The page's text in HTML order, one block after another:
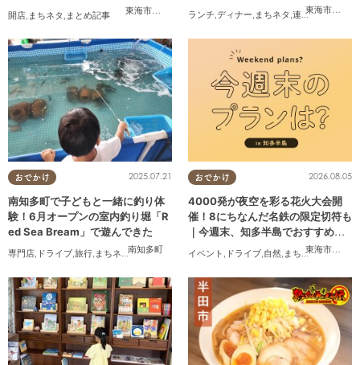
東海市
,大府市 知多市, 美浜町,南知多町
開店 まちネタ まとめ記事 東海市
,大府
ランチ,ディナー, まちネタ ,連載 ,コスパ抜群
おでかけ
南知多町
2025.07.21
南知多町で子どもと一緒に釣り体
験！6月オープンの室内釣り堀「R
ed Sea Bream」で遊んできた
専門店, ドライブ,旅行, まちネタ ,行ってみたレポ,ワンコイン
おでかけ
東海市
,大府
2026.08.05
4000発が夜空を彩る花火大会開
催！8にちなんだ名鉄の限定切符も
｜今週末、知多半島でおすすめの
プラン【8/8(土)・9(日)】
イベント , ドライブ,自然, まちネタ ,季節ネタ